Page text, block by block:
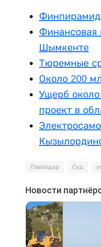
Финансовая
Шымкенте
Тюремные
Около 200
Ущерб
проект в
Павлодар Суд